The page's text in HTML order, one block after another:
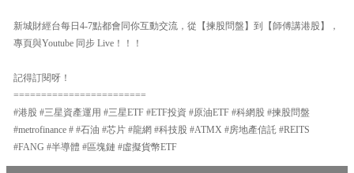
新城財經台每日4-7點都會同你互動交流，從【揀股問盤】到【師傅講港股】，
專頁與Youtube 同步 Live！！！
記得訂閱呀！
========================
#港股 #三星資產運用 #三星ETF #ETF投資 #原油ETF #科網股 #揀股問盤
#metrofinance # #石油 #芯片 #龍網 #科技股 #ATMX #房地產信託 #REITS
#FANG #半導體 #區塊鏈 #虛擬貨幣ETF